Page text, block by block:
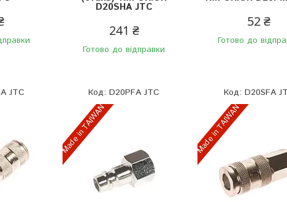
D20SHA JTC
241 ₴
Готово до відправки
52 ₴
Готово до
JTC D20PFA JTC
Made in TAIWAN
D20SFA
Made in TAIWAN